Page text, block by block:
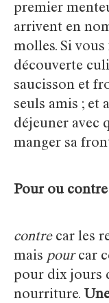
premier
arrivent en
molles. Si
découverte
saucisson et
seuls amis ; et
déjeuner avec
manger sa
Pour ou
contre car les
mais pour car
pour dix jours
nourriture.